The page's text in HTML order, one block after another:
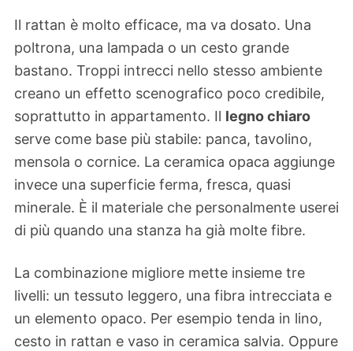
Il rattan è molto efficace, ma va dosato. Una
poltrona, una lampada o un cesto grande
bastano. Troppi intrecci nello stesso ambiente
creano un effetto scenografico poco credibile,
soprattutto in appartamento. Il legno chiaro
serve come base più stabile: panca, tavolino,
mensola o cornice. La ceramica opaca aggiunge
invece una superficie ferma, fresca, quasi
minerale. È il materiale che personalmente userei
di più quando una stanza ha già molte fibre.
La combinazione migliore mette insieme tre
livelli: un tessuto leggero, una fibra intrecciata e
un elemento opaco. Per esempio tenda in lino,
cesto in rattan e vaso in ceramica salvia. Oppure